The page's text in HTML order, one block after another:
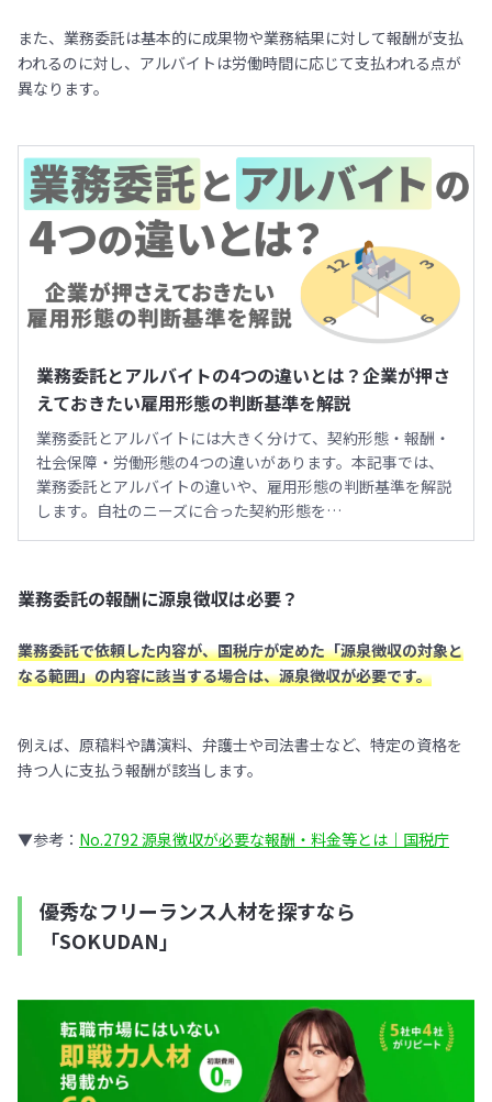
また、業務委託は基本的に成果物や業務結果に対して報酬が支払
われるのに対し、アルバイトは労働時間に応じて支払われる点が
異なります。
業務委託とアルバイトの4つの違いとは？企業が押さ
えておきたい雇用形態の判断基準を解説
業務委託とアルバイトには大きく分けて、契約形態・報酬・
社会保障・労働形態の4つの違いがあります。本記事では、
業務委託とアルバイトの違いや、雇用形態の判断基準を解説
します。自社のニーズに合った契約形態を…
業務委託の報酬に源泉徴収は必要？
業務委託で依頼した内容が、国税庁が定めた「源泉徴収の対象と
なる範囲」の内容に該当する場合は、源泉徴収が必要です。
例えば、原稿料や講演料、弁護士や司法書士など、特定の資格を
持つ人に支払う報酬が該当します。
▼参考： No.2792 源泉徴収が必要な報酬・料金等とは｜国税庁
優秀なフリーランス人材を探すなら
「SOKUDAN」